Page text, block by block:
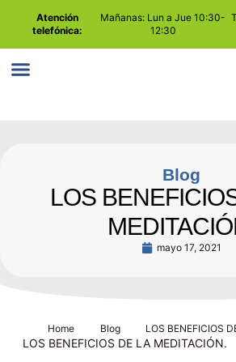
Atención
telefónica:
Mañanas: Lun a Jue 10:30-
12:30
Blog
LOS
mayo 17, 2021
Home Blog LOS BENEFICIOS
LOS BENEFICIOS DE LA MEDITACIÓN.